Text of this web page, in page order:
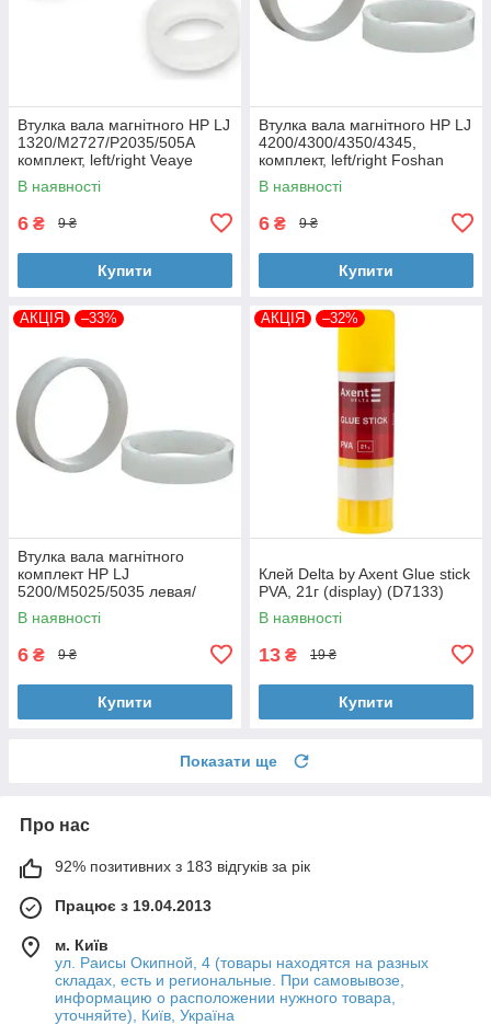
Втулка вала магнітного HP LJ
1320/M2727/P2035/505A
комплект, left/right Veaye
(BSHMR-505U-VE)
В наявності
6 ₴ 9 ₴
Купити
Втулка вала магнітного HP LJ
4200/4300/4350/4345,
комплект, left/right Foshan
(MAG-1338A-BSH-Foshan)
В наявності
6 ₴ 9 ₴
Купити
АКЦІЯ –33%
Втулка вала магнітного
комплект HP LJ
5200/M5025/5035 левая/
правая Foshan (MAG-7516A-
BSH-Foshan)
В наявності
6 ₴ 9 ₴
Купити
АКЦІЯ –32%
Клей Delta by Axent Glue stick
PVA, 21г (display) (D7133)
В наявності
13 ₴ 19 ₴
Купити
Показати ще
Про нас
92% позитивних з 183 відгуків за рік
Працює з 19.04.2013
м. Київ
ул. Раисы Окипной, 4 (товары находятся на разных
складах, есть и региональные. При самовывозе,
информацию о расположении нужного товара,
уточняйте), Київ, Україна